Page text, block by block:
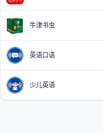
牛津书虫
英语口语
少儿英语